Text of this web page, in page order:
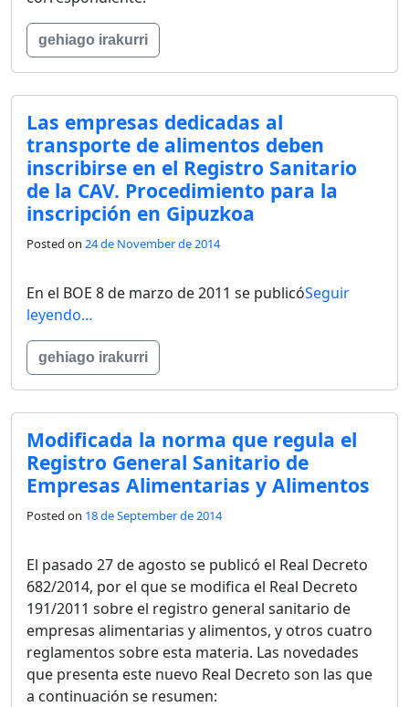
gehiago irakurri
Las empresas dedicadas al
transporte de alimentos deben
inscribirse en el Registro Sanitario
de la CAV. Procedimiento para la
inscripción en Gipuzkoa
Posted on 24 de November de 2014
En el BOE 8 de marzo de 2011 se publicóSeguir
leyendo…
gehiago irakurri
Modificada la norma que regula el
Registro General Sanitario de
Empresas Alimentarias y Alimentos
Posted on 18 de September de 2014
El pasado 27 de agosto se publicó el Real Decreto
682/2014, por el que se modifica el Real Decreto
191/2011 sobre el registro general sanitario de
empresas alimentarias y alimentos, y otros cuatro
reglamentos sobre esta materia. Las novedades
que presenta este nuevo Real Decreto son las que
a continuación se resumen: